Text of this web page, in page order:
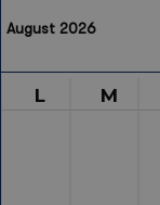
August 2026
L M